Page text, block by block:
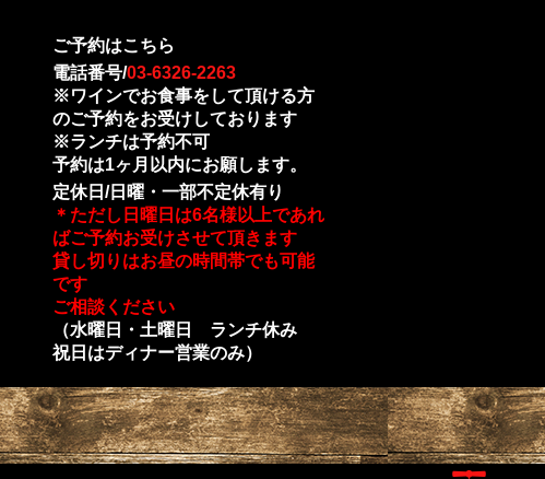
ご予約はこちら
電話番号/03-6326-2263
※ワインでお食事をして頂ける方
のご予約をお受けしております
※ランチは予約不可
予約は1ヶ月以内にお願します。
定休日/日曜・一部不定休有り
＊ただし日曜日は6名様以上であれ
ばご予約お受けさせて頂きます
貸し切りはお昼の時間帯でも可能
です
ご相談ください
（水曜日・土曜日 ランチ休み
祝日はディナー営業のみ）